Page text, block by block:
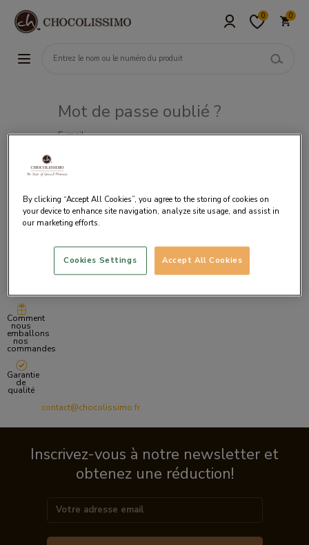
0 0
Mot de passe oublié ?
E-mail
d’achat
Comment
nous
emballons
nos
commandes
Garantie
de
qualité
contact@chocolissimo.fr
Inscrivez-vous à notre newsletter et
obtenez une réduction!
By clicking “Accept All Cookies”, you agree to the storing of cookies on
your device to enhance site navigation, analyze site usage, and assist in
our marketing efforts.
Accept All Cookies
Cookies Settings